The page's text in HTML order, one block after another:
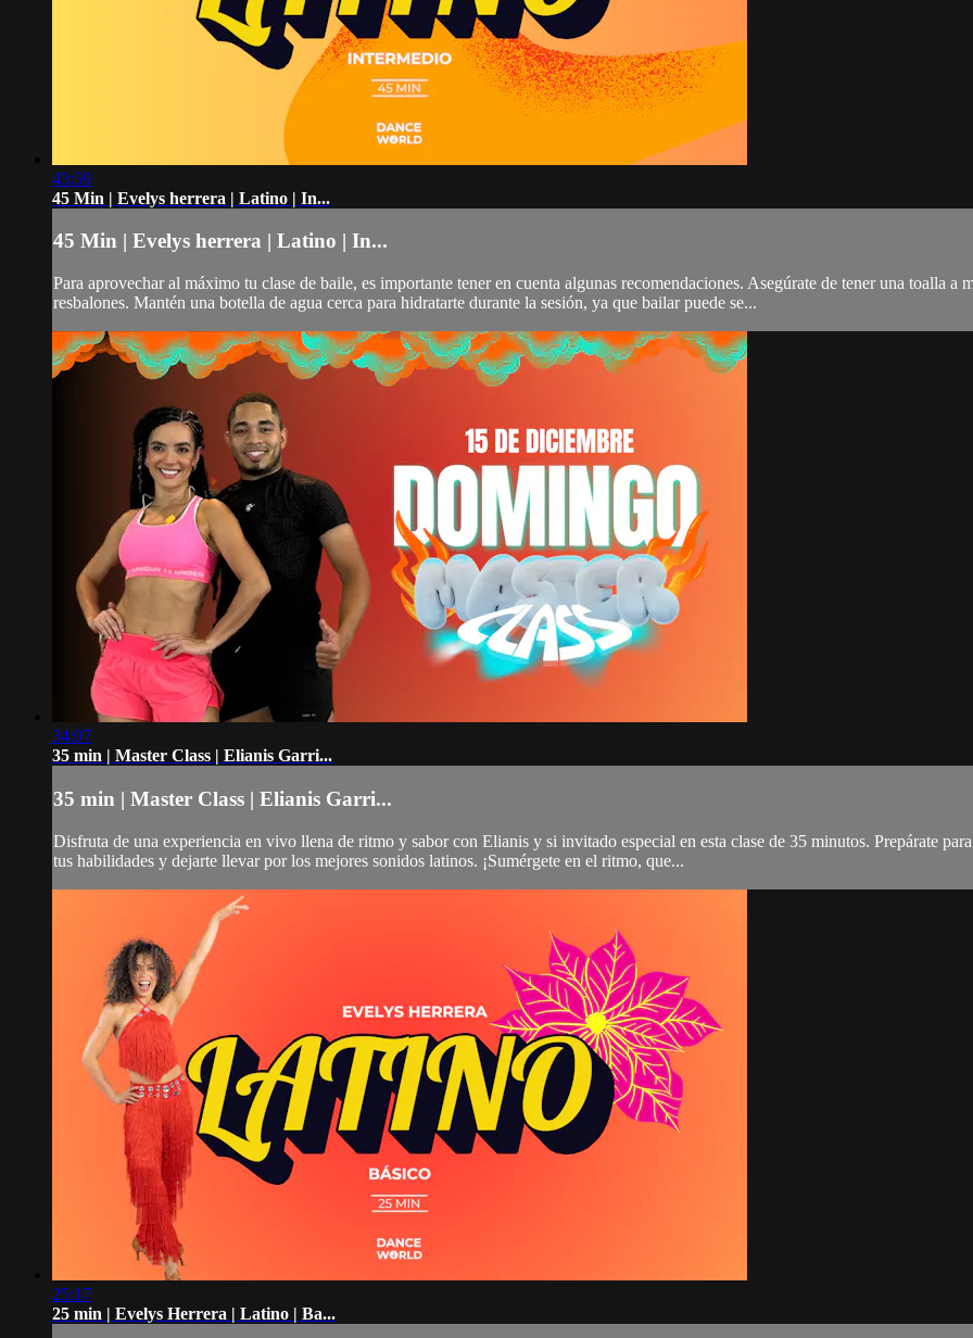
43:59
45 Min | Evelys herrera | Latino | In...
45 Min | Evelys herrera | Latino | In...
Para aprovechar al máximo tu clase de baile, es importante tener en cuenta algunas recomendaciones. Asegúrate de tener una toalla a
resbalones. Mantén una botella de agua cerca para hidratarte durante la sesión, ya que bailar puede se...
34:07
35 min | Master Class | Elianis Garri...
35 min | Master Class | Elianis Garri...
Disfruta de una experiencia en vivo llena de ritmo y sabor con Elianis y si invitado especial en esta clase de 35 minutos. Prepárate
tus habilidades y dejarte llevar por los mejores sonidos latinos. ¡Sumérgete en el ritmo, que...
25:17
25 min | Evelys Herrera | Latino | Ba...